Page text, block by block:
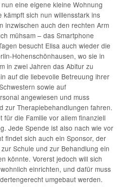
eine eigene kleine Wohnung
sich nun willensstark ins
inzwischen auch den rechten Arm
mühsam – das Smartphone
besucht Elisa auch wieder die
Hohenschönhausen, wo sie in
in zwei Jahren das Abitur zu
auf die liebevolle Betreuung ihrer
sowie auf
angewiesen und muss
zur Therapiebehandlungen fahren.
für die Familie vor allem finanziell
Jede Spende ist also nach wie vor
findet sich auch ein Sponsor, der
Schule und zur Behandlung ein
könnte. Vorerst jedoch will sich
einrichten, und dafür muss
umgebaut werden.